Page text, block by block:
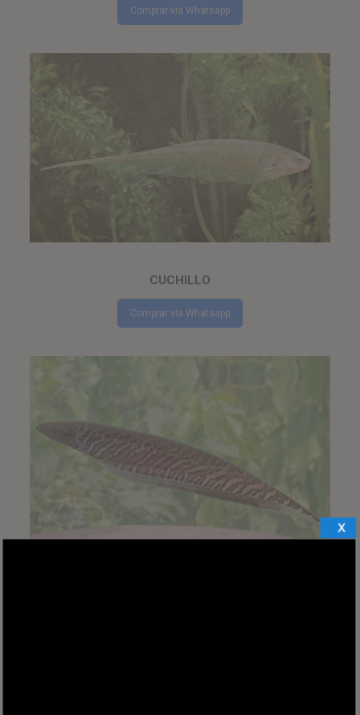
Comprar via Whatsapp
CUCHILLO
Comprar via Whatsapp
X